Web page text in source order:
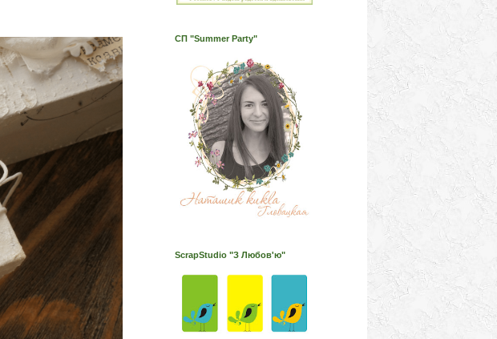
СП "Summer Party"
ScrapStudio "З Любов'ю"